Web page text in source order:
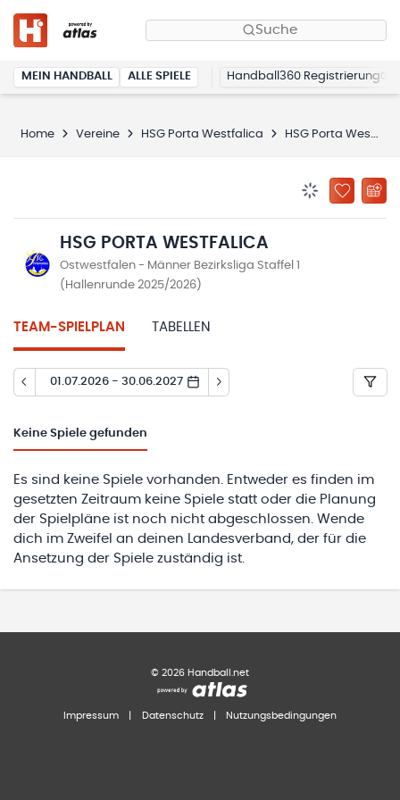
Suche
MEIN HANDBALL ALLE SPIELE Handball360 Registrierung
Home Vereine HSG Porta Westfalica HSG Porta Westfalica
ZU
HSG PORTA WESTFALICA
Ostwestfalen - Männer Bezirksliga Staffel 1
(Hallenrunde 2025/2026)
TEAM-SPIELPLAN TABELLEN
01.07.2026 - 30.06.2027
Keine Spiele gefunden
Es sind keine Spiele vorhanden. Entweder es finden im
gesetzten Zeitraum keine Spiele statt oder die Planung
der Spielpläne ist noch nicht abgeschlossen. Wende
dich im Zweifel an deinen Landesverband, der für die
Ansetzung der Spiele zuständig ist.
© 2026 Handball.net
Impressum Datenschutz Nutzungsbedingungen